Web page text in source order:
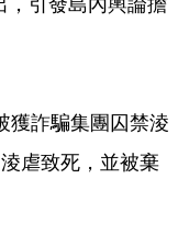
，引發島內輿論擔
詐騙集團囚禁淩
虐致死，並被棄